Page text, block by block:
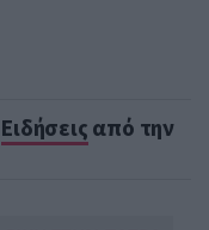
Ειδήσεις από την